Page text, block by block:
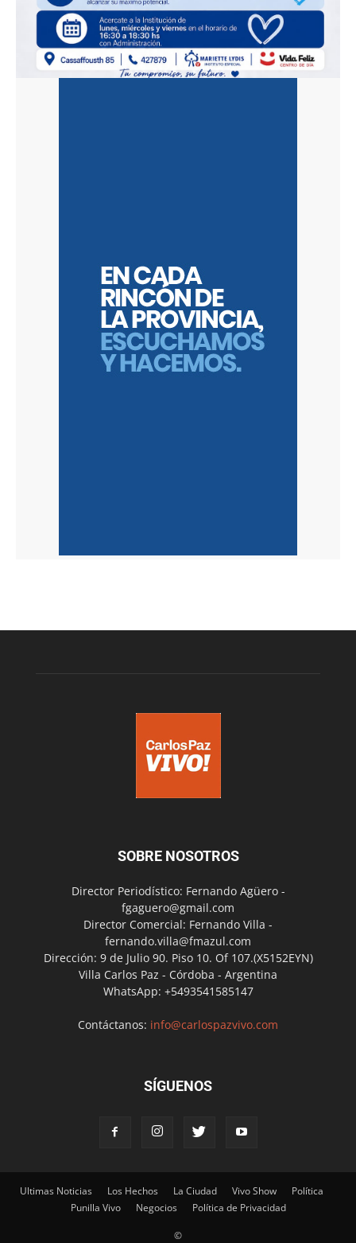
SOBRE NOSOTROS
Director Periodístico: Fernando Agüero -
fgaguero@gmail.com
Director Comercial: Fernando Villa -
fernando.villa@fmazul.com
Dirección: 9 de Julio 90. Piso 10. Of 107.(X5152EYN)
Villa Carlos Paz - Córdoba - Argentina
WhatsApp: +5493541585147
Contáctanos: info@carlospazvivo.com
SÍGUENOS
Ultimas Noticias Los Hechos La Ciudad Vivo Show
Política
Punilla Vivo
Negocios Política de Privacidad
©